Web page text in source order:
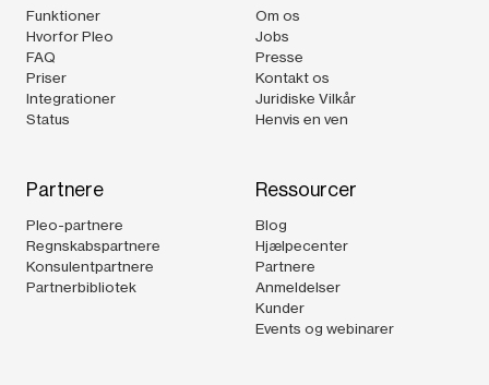
Funktioner
Hvorfor Pleo
FAQ
Priser
Integrationer
Status
Om os
Jobs
Presse
Kontakt os
Juridiske Vilkår
Henvis en ven
Partnere
Pleo-partnere
Regnskabspartnere
Konsulentpartnere
Partnerbibliotek
Ressourcer
Blog
Hjælpecenter
Partnere
Anmeldelser
Kunder
Events og webinarer